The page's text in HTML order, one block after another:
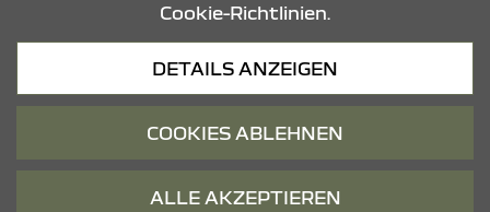
Datenschutz
© 2026 Dacia
Cookie-Richtlinien.
DETAILS ANZEIGEN
COOKIES ABLEHNEN
ALLE AKZEPTIEREN